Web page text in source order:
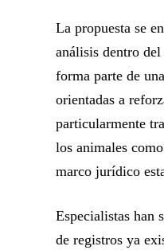
La propuesta se
análisis dentro
forma parte de
orientadas a
particularmente
los animales
marco jurídico
Especialistas han
de registros ya